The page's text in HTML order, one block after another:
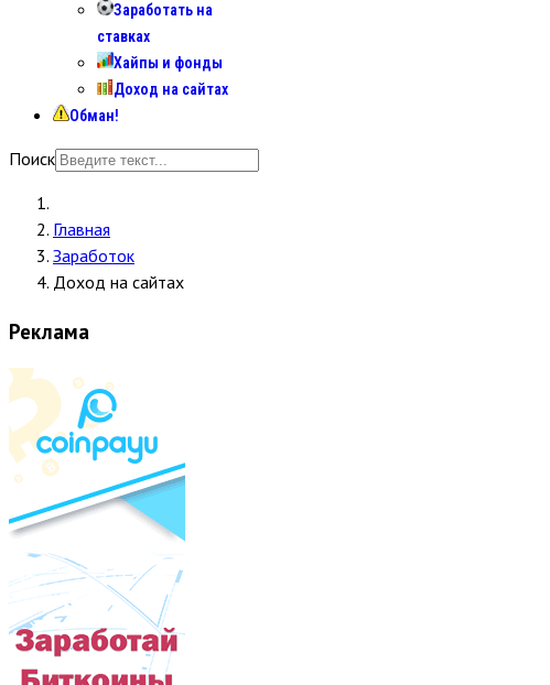
Заработать на
ставках
Хайпы и фонды
Доход на сайтах
Обман!
Поиск
Главная
Заработок
Доход на сайтах
Реклама